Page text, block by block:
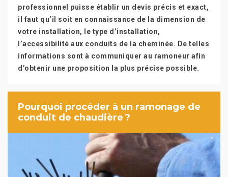
professionnel puisse établir un devis précis et exact,
il faut qu’il soit en connaissance de la dimension de
votre installation, le type d’installation,
l’accessibilité aux conduits de la cheminée. De telles
informations sont à communiquer au ramoneur afin
d’obtenir une proposition la plus précise possible.
Pourquoi procéder à un ramonage de
conduit de chaudière ?